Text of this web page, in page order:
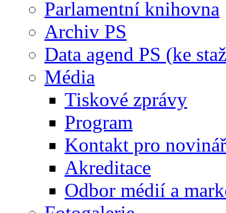
Parlamentní knihovna
Archiv PS
Data agend PS (ke
Média
Tiskové zprávy
Program
Kontakt pro
Akreditace
Odbor médií a